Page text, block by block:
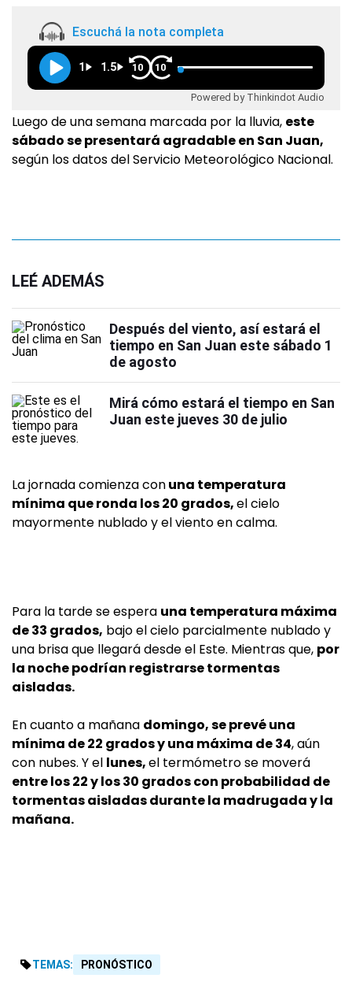
Escuchá la nota completa
1 1.5 10 10
Powered by Thinkindot Audio
Luego de una semana marcada por la lluvia, este
sábado se presentará agradable en San Juan,
según los datos del Servicio Meteorológico Nacional.
LEÉ ADEMÁS
Después del viento, así estará el
tiempo en San Juan este sábado 1
de agosto
Mirá cómo estará el tiempo en San
Juan este jueves 30 de julio
La jornada comienza conuna temperatura
mínima que ronda los 20 grados,el cielo
mayormente nublado y el viento en calma.
Para la tarde se espera una temperatura máxima
de 33 grados, bajo el cielo parcialmente nublado y
una brisa que llegará desde el Este. Mientras que, por
la noche podrían registrarse tormentas
aisladas.
En cuanto a mañana domingo, se prevé una
mínima de 22 grados y una máxima de 34, aún
con nubes. Y el lunes,el termómetro se moverá
entre los 22 y los 30 grados con probabilidad de
tormentas aisladas durante la madrugada y la
mañana.
TEMAS: PRONÓSTICO